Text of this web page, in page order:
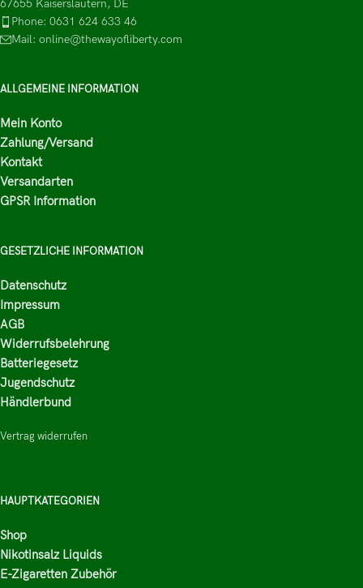
67655 Kaiserslautern, DE
Phone: 0631 624 633 46
Mail: online@thewayofliberty.com
ALLGEMEINE INFORMATION
Mein Konto
Zahlung/Versand
Kontakt
Versandarten
GPSR Information
GESETZLICHE INFORMATION
Datenschutz
Impressum
AGB
Widerrufsbelehrung
Batteriegesetz
Jugendschutz
Händlerbund
Vertrag widerrufen
HAUPTKATEGORIEN
Shop
Nikotinsalz Liquids
E-Zigaretten Zubehör